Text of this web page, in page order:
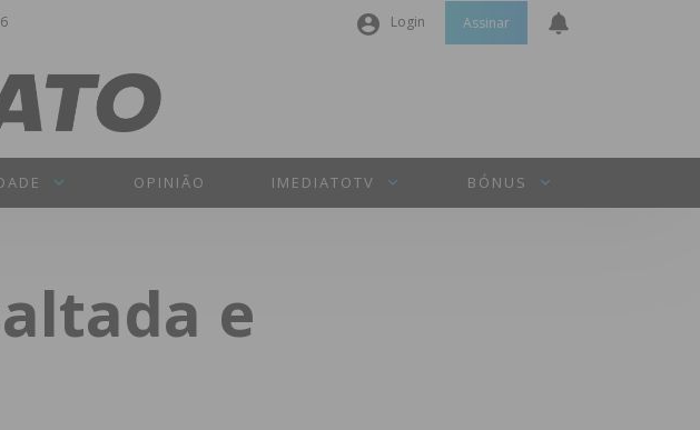
Login
Senha
Assinar
OPINIÃO IMEDIATOTV BÓNUS
e